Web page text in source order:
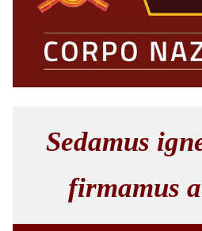
Sedamus
firmamus